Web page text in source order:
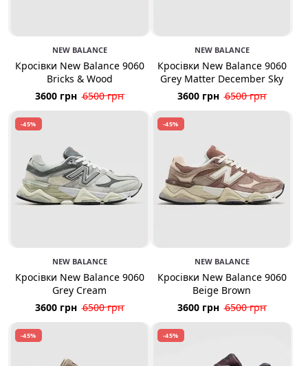
NEW BALANCE
Кросівки New Balance 9060
Bricks & Wood
3600 грн 6500 грн
NEW BALANCE
Кросівки New Balance 9060
Grey Matter December Sky
3600 грн 6500 грн
-45%
NEW BALANCE
Кросівки New Balance 9060
Grey Cream
3600 грн 6500 грн
-45%
NEW BALANCE
Кросівки New Balance 9060
Beige Brown
3600 грн 6500 грн
-45% -45%